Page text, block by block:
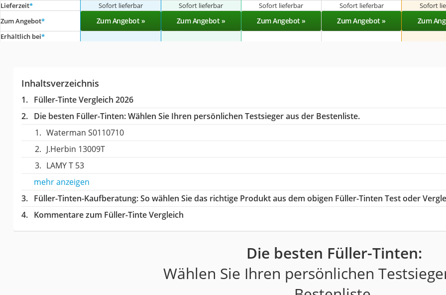
Lieferzeit* Sofort lieferbar Sofort lieferbar Sofort lieferbar Sofort lieferbar
Sofort
Zum Angebot* Zum Angebot » Zum Angebot » Zum Angebot » Zum Angebot » Zum
Erhältlich bei*
Inhaltsverzeichnis
Füller-Tinte Vergleich 2026
Die besten Füller-Tinten:Wählen Sie Ihren persönlichen Testsieger aus der Bestenliste.
Waterman S0110710
J.Herbin 13009T
LAMY T 53
mehr anzeigen
Füller-Tinten-Kaufberatung: So wählen Sie das richtige Produkt aus dem obigen Füller-Tinten Test oder
Kommentare zum Füller-Tinte Vergleich
Die besten Füller-Tinten:
Wählen Sie Ihren persönlichen